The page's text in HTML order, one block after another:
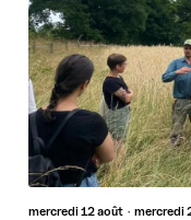
mercredi12 août mercredi